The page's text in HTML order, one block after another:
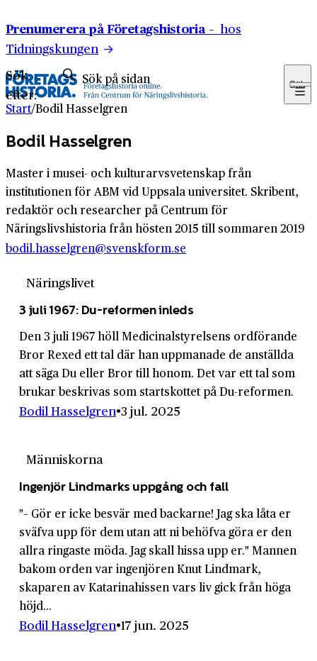
Prenumerera på Företagshistoria – hos
Tidningskungen
Sök
efter:
Sök
Start/Bodil Hasselgren
Bodil Hasselgren
Master i musei- och kulturarvsvetenskap från
institutionen för ABM vid Uppsala universitet. Skribent,
redaktör och researcher på Centrum för
Näringslivshistoria från hösten 2015 till sommaren 2019
bodil.hasselgren@svenskform.se
Näringslivet
3 juli 1967: Du-reformen inleds
Den 3 juli 1967 höll Medicinal­styrelsens ordförande
Bror Rexed ett tal där han uppmanade de anställda
att säga Du eller Bror till honom. Det var ett tal som
brukar beskrivas som startskottet på Du-reformen.
Bodil Hasselgren 3 jul. 2025
Människorna
Ingenjör Lindmarks uppgång och fall
"– Gör er icke besvär med backarne! Jag ska låta er
sväfva upp för dem utan att ni behöfva göra er den
allra ringaste möda. Jag skall hissa upp er." Mannen
bakom orden var ingenjören Knut Lindmark,
skaparen av Katarinahissen vars liv gick från höga
höjd...
Bodil Hasselgren 17 jun. 2025